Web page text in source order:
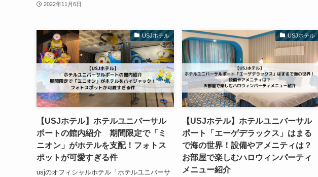
2022年11月6日
USJホテル
【USJホテル】ホテルユニバーサル
ポートの館内紹介 期間限定で「ミ
ニオン」がホテルを支配！フォトス
ポットが可愛すぎる件
usjのオフィシャルホテル「ホテルユニバーサ
USJホテル
【USJホテル】ホテルユニバーサル
ポート「エーゲデラックス」はまる
で海の世界！設備やアメニティは？
お部屋で楽しむハロウィンパーティ
メニュー紹介